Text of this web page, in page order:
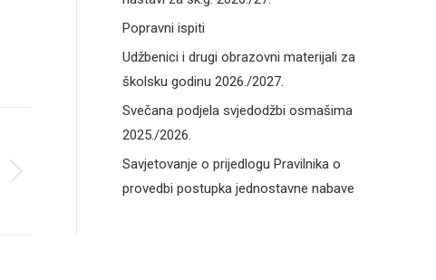
Popravni ispiti
Udžbenici i drugi obrazovni materijali za
školsku godinu 2026./2027.
Svečana podjela svjedodžbi osmašima
2025./2026.
Savjetovanje o prijedlogu Pravilnika o
provedbi postupka jednostavne nabave